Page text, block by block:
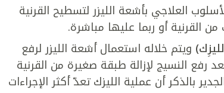
العلاجي بأشعة الليزر لتسطيح القرنية
القرنية أو ربما عليها مباشرة.
ويتم خلاله استعمال أشعة الليزر لرفع
رفع النسيج لإزالة طبقة صغيرة من القرنية
بالذكر أن عملية الليزك تعدّ أكثر الإجراءات